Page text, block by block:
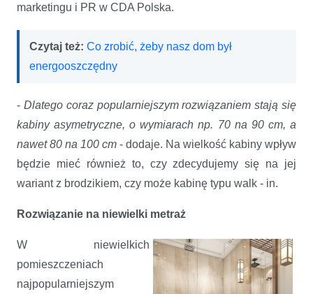
marketingu i PR w CDA Polska.
Czytaj też: Co zrobić, żeby nasz dom był
energooszczędny
- Dlatego coraz popularniejszym rozwiązaniem stają się
kabiny asymetryczne, o wymiarach np. 70 na 90 cm, a
nawet 80 na 100 cm - dodaje. Na wielkość kabiny wpływ
będzie mieć również to, czy zdecydujemy się na jej
wariant z brodzikiem, czy może kabinę typu walk - in.
Rozwiązanie na niewielki metraż
W niewielkich
pomieszczeniach
najpopularniejszym